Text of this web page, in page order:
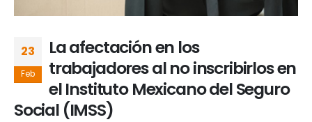
23
Feb
La afectación en los
trabajadores al no inscribirlos en
el Instituto Mexicano del Seguro
Social (IMSS)